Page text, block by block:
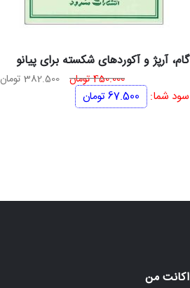
گام، آرپژ و آکوردهای شکسته برای پیانو
450.000تومان قیمت
382.500 تومان
سود شما: 67.500تومان
اکانت من